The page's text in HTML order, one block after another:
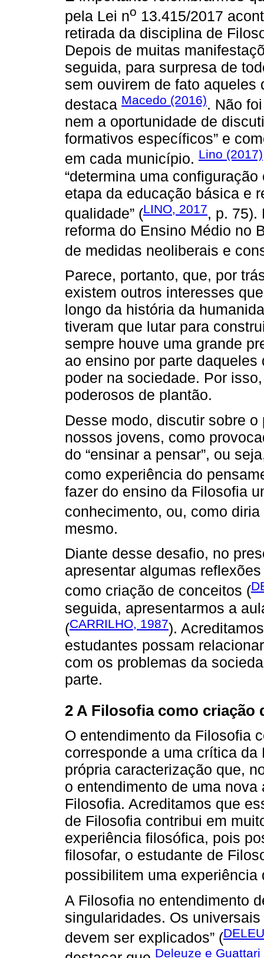
pela Lei no 13.415/2017
retirada da disciplina de
Depois de muitas
seguida, para surpresa de
sem ouvirem de fato
destaca Macedo (2016). Não
nem a oportunidade de
formativos específicos” e
em cada município. Lino (2017)
“determina uma
etapa da educação básica e
qualidade” (LINO, 2017, p. 75).
reforma do Ensino Médio no
de medidas neoliberais e
Parece, portanto, que, por
existem outros interesses
longo da história da
tiveram que lutar para
sempre houve uma grande
ao ensino por parte
poder na sociedade. Por
poderosos de plantão.
Desse modo, discutir sobre
nossos jovens, como
do “ensinar a pensar”, ou
como experiência do
fazer do ensino da Filosofia
conhecimento, ou, como diria
mesmo.
Diante desse desafio, no
apresentar algumas
como criação de conceitos (
seguida, apresentarmos a
(CARRILHO, 1987).
estudantes possam
com os problemas da
parte.
2 A Filosofia como criação
O entendimento da Filosofia
corresponde a uma crítica
própria caracterização que,
o entendimento de uma
Filosofia. Acreditamos que
de Filosofia contribui em
experiência filosófica, pois
filosofar, o estudante de
possibilitem uma experiência
A Filosofia no entendimento
singularidades. Os
devem ser explicados” (
Deleuze e Guattari